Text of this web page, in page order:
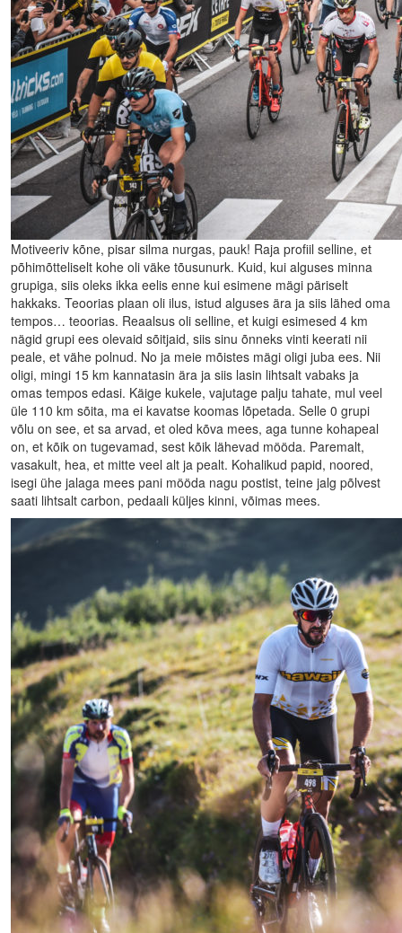
Motiveeriv kõne, pisar silma nurgas, pauk! Raja profiil selline, et
põhimõtteliselt kohe oli väke tõusunurk. Kuid, kui alguses minna
grupiga, siis oleks ikka eelis enne kui esimene mägi päriselt
hakkaks. Teoorias plaan oli ilus, istud alguses ära ja siis lähed oma
tempos… teoorias. Reaalsus oli selline, et kuigi esimesed 4 km
nägid grupi ees olevaid sõitjaid, siis sinu õnneks vinti keerati nii
peale, et vähe polnud. No ja meie mõistes mägi oligi juba ees. Nii
oligi, mingi 15 km kannatasin ära ja siis lasin lihtsalt vabaks ja
omas tempos edasi. Käige kukele, vajutage palju tahate, mul veel
üle 110 km sõita, ma ei kavatse koomas lõpetada. Selle 0 grupi
võlu on see, et sa arvad, et oled kõva mees, aga tunne kohapeal
on, et kõik on tugevamad, sest kõik lähevad mööda. Paremalt,
vasakult, hea, et mitte veel alt ja pealt. Kohalikud papid, noored,
isegi ühe jalaga mees pani mööda nagu postist, teine jalg põlvest
saati lihtsalt carbon, pedaali küljes kinni, võimas mees.